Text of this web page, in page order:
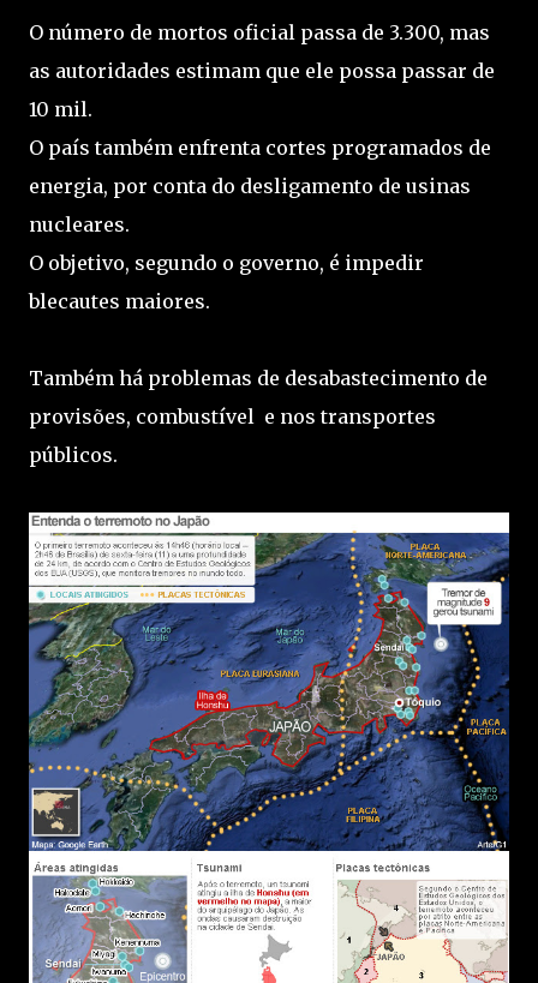
O número de mortos oficial passa de 3.300, mas
as autoridades estimam que ele possa passar de
10 mil.
O país também enfrenta cortes programados de
energia, por conta do desligamento de usinas
nucleares.
O objetivo, segundo o governo, é impedir
blecautes maiores.
Também há problemas de desabastecimento de
provisões, combustível e nos transportes
públicos.